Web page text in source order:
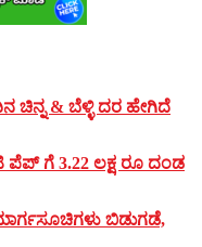
ಚಿನ್ನ & ಬೆಳ್ಳಿ ದರ ಹೇಗಿದೆ
ಗೆ 3.22 ಲಕ್ಷ ರೂ ದಂಡ
ಬಿಡುಗಡೆ,